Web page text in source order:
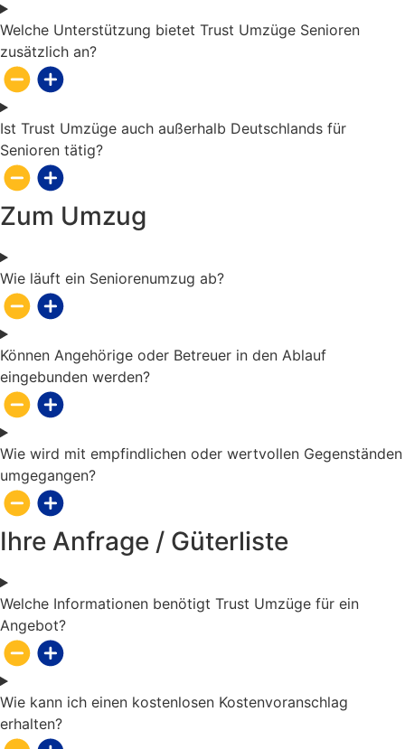
Welche Unterstützung bietet Trust Umzüge Senioren
zusätzlich an?
Ist Trust Umzüge auch außerhalb Deutschlands für
Senioren tätig?
Zum Umzug
Wie läuft ein Seniorenumzug ab?
Können Angehörige oder Betreuer in den Ablauf
eingebunden werden?
Wie wird mit empfindlichen oder wertvollen Gegenständen
umgegangen?
Ihre Anfrage / Güterliste
Welche Informationen benötigt Trust Umzüge für ein
Angebot?
Wie kann ich einen kostenlosen Kostenvoranschlag
erhalten?